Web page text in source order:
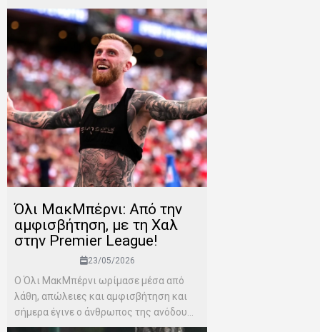
Όλι ΜακΜπέρνι: Aπό την
αμφισβήτηση, με τη Χαλ
στην Premier League!
23/05/2026
Ο Όλι ΜακΜπέρνι ωρίμασε μέσα από
λάθη, απώλειες και αμφισβήτηση και
σήμερα έγινε ο άνθρωπος της ανόδου...